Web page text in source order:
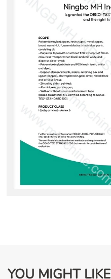
YOU MIGHT LIKE